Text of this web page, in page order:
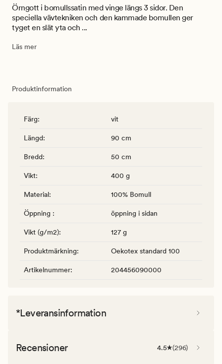
Örngott i bomullssatin med vinge längs 3 sidor. Den
speciella vävtekniken och den kammade bomullen ger
tyget en slät yta och ...
Läs mer
Produktinformation
Färg: vit
Längd: 90 cm
Bredd: 50 cm
Vikt: 400 g
Material: 100% Bomull
Öppning : öppning i sidan
Vikt (g/m2): 127 g
Produktmärkning: Oekotex standard 100
Artikelnummer: 204456090000
*Leveransinformation
Recensioner 4.5 (296)